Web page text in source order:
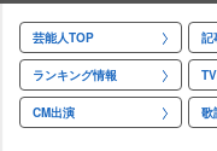
芸能人TOP 記
ランキング情報
CM出演 歌